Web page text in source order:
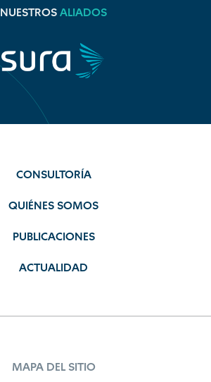
NUESTROS ALIADOS
CONSULTORÍA
QUIÉNES SOMOS
PUBLICACIONES
ACTUALIDAD
MAPA DEL SITIO